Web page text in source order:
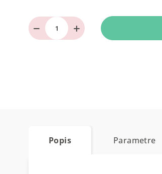
+
−
Popis Parametre